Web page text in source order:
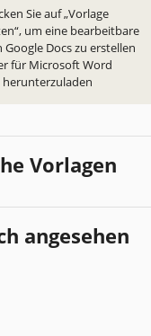
Sie auf „Vorlage
um eine bearbeitbare
Google Docs zu erstellen
für Microsoft Word
herunterzuladen
Vorlagen
angesehen